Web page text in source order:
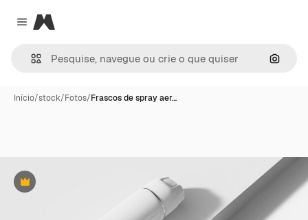
Close menu
Magnific
Início/stock/Fotos/Frascos de spray aer…
Premium